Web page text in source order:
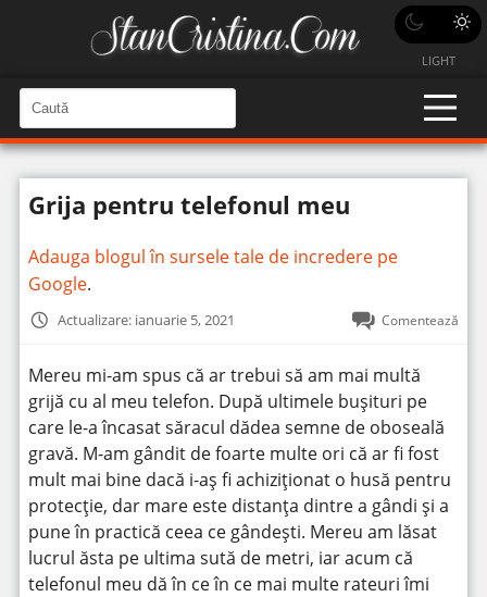
LIGHT
a
u
t
n
C
a
u
î
n
t
Grija pentru telefonul meu
Adauga blogul în sursele tale de incredere pe
Google.
Actualizare: ianuarie 5, 2021 Comentează
Mereu mi-am spus că ar trebui să am mai multă
grijă cu al meu telefon. După ultimele bușituri pe
care le-a încasat săracul dădea semne de oboseală
gravă. M-am gândit de foarte multe ori că ar fi fost
mult mai bine dacă i-aș fi achiziționat o husă pentru
protecție, dar mare este distanța dintre a gândi și a
pune în practică ceea ce gândești. Mereu am lăsat
lucrul ăsta pe ultima sută de metri, iar acum că
telefonul meu dă în ce în ce mai multe rateuri îmi